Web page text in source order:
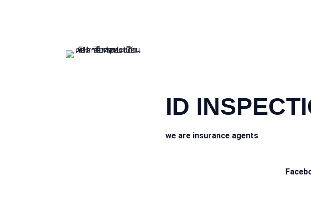
ID
we are insurance agents